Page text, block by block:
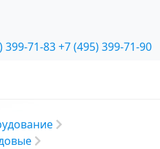
399-71-83+7 (495) 399-71-90